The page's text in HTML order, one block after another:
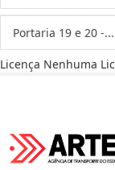
Portaria 19 e 20 -...
Licença Nenhuma